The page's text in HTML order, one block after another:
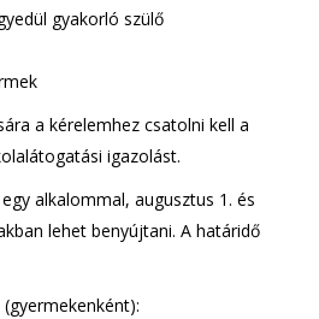
gyakorló szülő
a kérelemhez csatolni kell a
igazolást.
alkalommal, augusztus 1. és
lehet benyújtani. A határidő